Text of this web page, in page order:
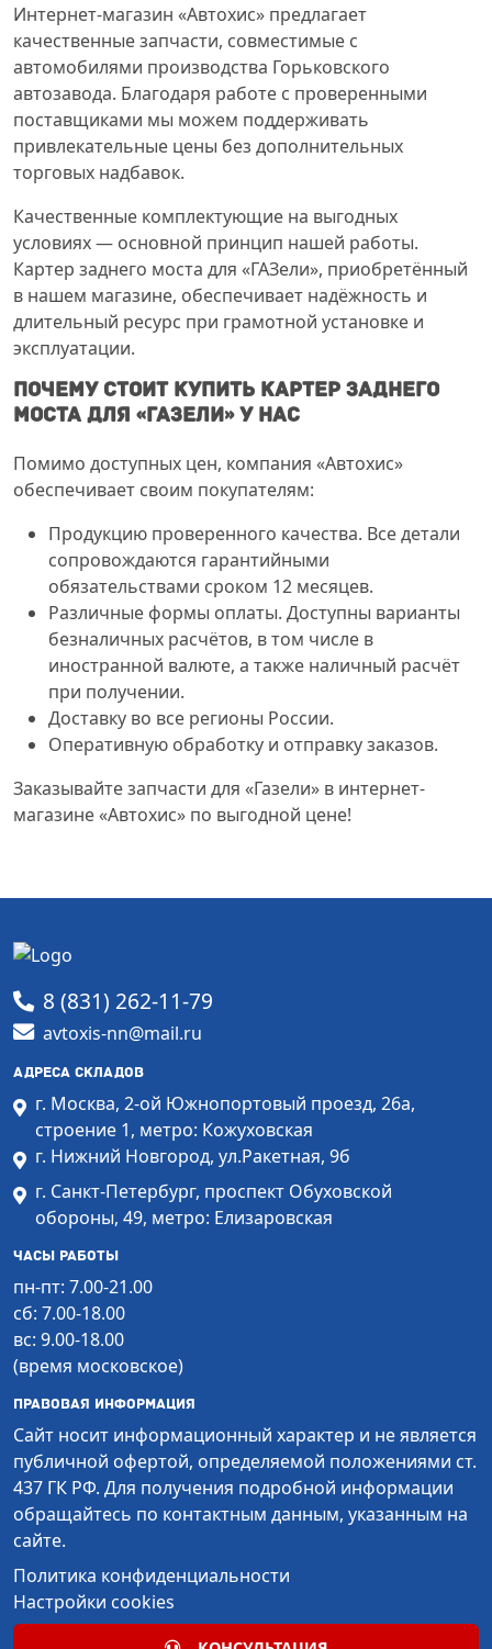
Интернет-магазин «Автохис» предлагает
качественные запчасти, совместимые с
автомобилями производства Горьковского
автозавода. Благодаря работе с проверенными
поставщиками мы можем поддерживать
привлекательные цены без дополнительных
торговых надбавок.
Качественные комплектующие на выгодных
условиях — основной принцип нашей работы.
Картер заднего моста для «ГАЗели», приобретённый
в нашем магазине, обеспечивает надёжность и
длительный ресурс при грамотной установке и
эксплуатации.
Почему стоит купить картер заднего
моста для «Газели» у нас
Помимо доступных цен, компания «Автохис»
обеспечивает своим покупателям:
Продукцию проверенного качества. Все детали
сопровождаются гарантийными
обязательствами сроком 12 месяцев.
Различные формы оплаты. Доступны варианты
безналичных расчётов, в том числе в
иностранной валюте, а также наличный расчёт
при получении.
Доставку во все регионы России.
Оперативную обработку и отправку заказов.
Заказывайте запчасти для «Газели» в интернет-
магазине «Автохис» по выгодной цене!
8 (831) 262-11-79
avtoxis-nn@mail.ru
АДРЕСА СКЛАДОВ
г. Москва, 2-ой Южнопортовый проезд, 26а,
строение 1, метро: Кожуховская
г. Нижний Новгород, ул.Ракетная, 9б
г. Санкт-Петербург, проспект Обуховской
обороны, 49, метро: Елизаровская
Часы работы
пн-пт: 7.00-21.00
сб: 7.00-18.00
вс: 9.00-18.00
(время московское)
Правовая информация
Сайт носит информационный характер и не является
публичной офертой, определяемой положениями ст.
437 ГК РФ. Для получения подробной информации
обращайтесь по контактным данным, указанным на
сайте.
Политика конфиденциальности
Настройки cookies